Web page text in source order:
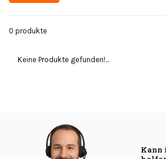
0 produkte
Keine Produkte gefunden!...
Kann